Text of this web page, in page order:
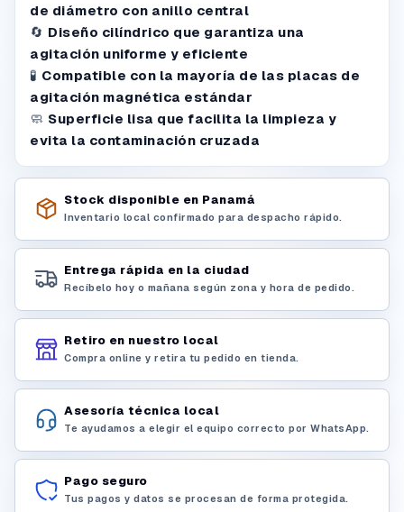
de diámetro con anillo central
🔄 Diseño cilíndrico que garantiza una
agitación uniforme y eficiente
🧪 Compatible con la mayoría de las placas de
agitación magnética estándar
🧼 Superficie lisa que facilita la limpieza y
evita la contaminación cruzada
Stock disponible en Panamá
Inventario local confirmado para despacho rápido.
Entrega rápida en la ciudad
Recíbelo hoy o mañana según zona y hora de pedido.
Retiro en nuestro local
Compra online y retira tu pedido en tienda.
Asesoría técnica local
Te ayudamos a elegir el equipo correcto por WhatsApp.
Pago seguro
Tus pagos y datos se procesan de forma protegida.